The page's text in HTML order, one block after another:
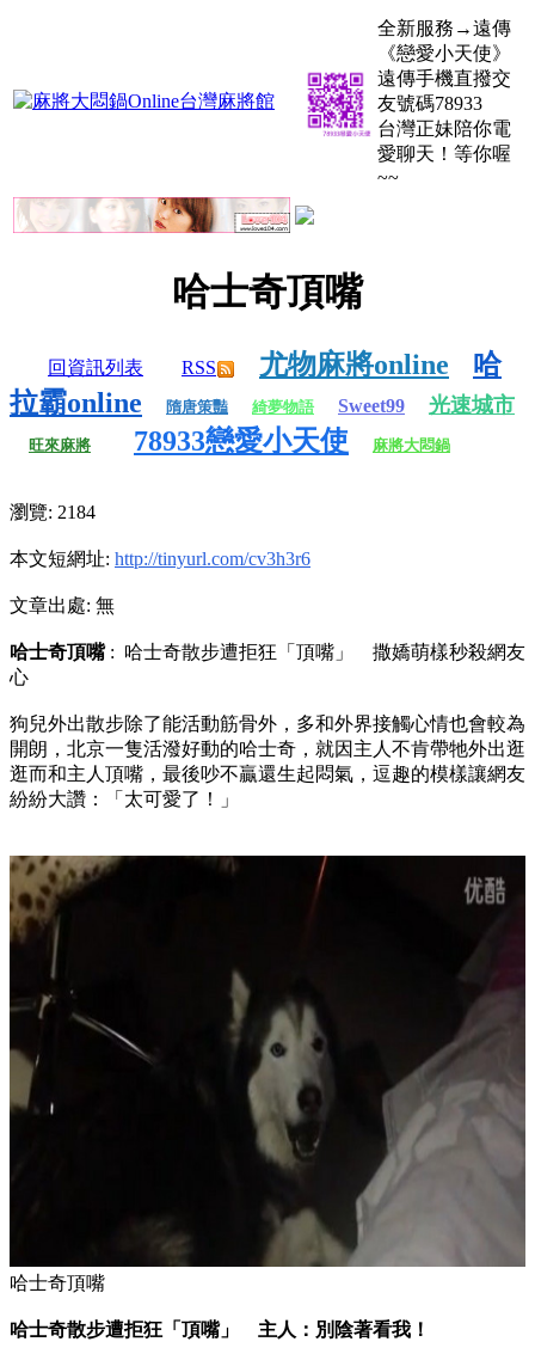
全新服務→遠傳
《戀愛小天使》
遠傳手機直撥交
友號碼78933
台灣正妹陪你電
愛聊天！等你喔
~~
哈士奇頂嘴
回資訊列表 RSS 尤物麻將online
哈
拉霸online
隋唐策豔 綺夢物語 Sweet99 光速城市
旺來麻將 78933戀愛小天使 麻將大悶鍋
瀏覽: 2184
本文短網址: http://tinyurl.com/cv3h3r6
文章出處: 無
哈士奇頂嘴: 哈士奇散步遭拒狂「頂嘴」 撒嬌萌樣秒殺網友
心
狗兒外出散步除了能活動筋骨外，多和外界接觸心情也會較為
開朗，北京一隻活潑好動的哈士奇，就因主人不肯帶牠外出逛
逛而和主人頂嘴，最後吵不贏還生起悶氣，逗趣的模樣讓網友
紛紛大讚：「太可愛了！」
哈士奇頂嘴
哈士奇散步遭拒狂「頂嘴」 主人：別陰著看我！